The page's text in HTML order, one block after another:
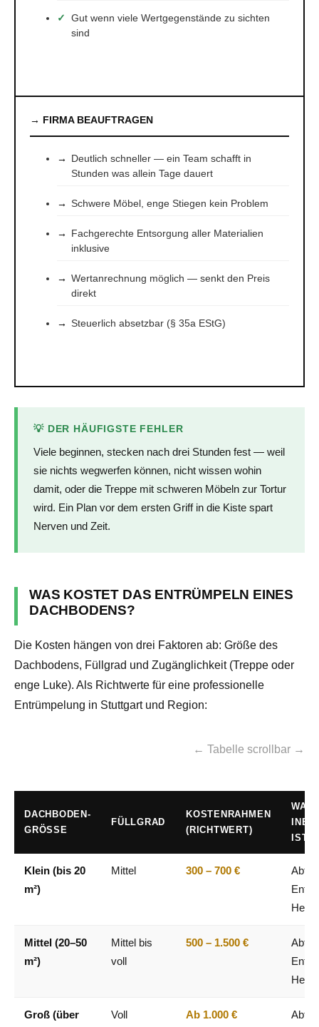
Gut wenn viele Wertgegenstände zu sichten
sind
→ FIRMA BEAUFTRAGEN
Deutlich schneller — ein Team schafft in
Stunden was allein Tage dauert
Schwere Möbel, enge Stiegen kein Problem
Fachgerechte Entsorgung aller Materialien
inklusive
Wertanrechnung möglich — senkt den Preis
direkt
Steuerlich absetzbar (§ 35a EStG)
💡 DER HÄUFIGSTE FEHLER
Viele beginnen, stecken nach drei Stunden fest — weil
sie nichts wegwerfen können, nicht wissen wohin
damit, oder die Treppe mit schweren Möbeln zur Tortur
wird. Ein Plan vor dem ersten Griff in die Kiste spart
Nerven und Zeit.
WAS KOSTET DAS ENTRÜMPELN EINES
DACHBODENS?
Die Kosten hängen von drei Faktoren ab: Größe des
Dachbodens, Füllgrad und Zugänglichkeit (Treppe oder
enge Luke). Als Richtwerte für eine professionelle
Entrümpelung in Stuttgart und Region:
← Tabelle scrollbar →
DACHBODEN-
GRÖSSE
FÜLLGRAD
KOSTENRAHMEN
(RICHTWERT)
WAS
IST
Klein (bis 20
m²)
Mittel 300 – 700 €
Helfer
Mittel (20–50
m²)
Mittel bis
voll
500 – 1.500 €
Helfer
Groß (über Voll Ab 1.000 €